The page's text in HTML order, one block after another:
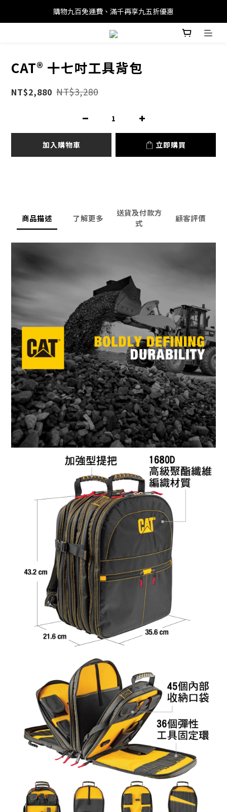
購物九百免運費、滿千再享九五折優惠
CAT® 十七吋工具背包
NT$2,880 NT$3,280
加入購物車 立即購買
商品描述 了解更多
送貨及付款方
式
顧客評價